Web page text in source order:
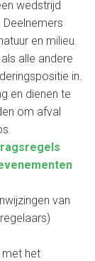
wedstrijd
en milieu.
alle andere
in.
en dienen te
om afval
van
met het